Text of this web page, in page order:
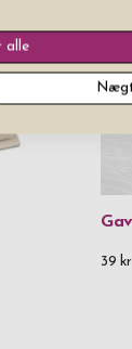
39 kr
alle